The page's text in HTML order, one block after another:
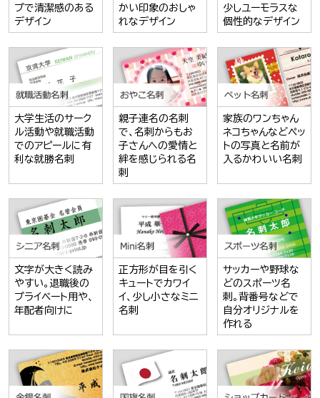
プで清潔感のある
デザイン
かい印象のおしゃ
れなデザイン
少しユーモラスな
個性的なデザイン
大学生活のサーク
ル活動や就職活動
でのアピールに有
利な就勝名刺
親子連名の名刺
で、名刺からもお
子さんへの愛情と
絆を感じられる名
刺
家族のワンちゃん
ネコちゃんなどペッ
トの写真と名前が
入るかわいい名刺
文字が大きく読み
やすい。退職後の
プライベート用や、
年配者向けに
正方形が目を引く
キュートでカワイ
イ、少し小さなミニ
名刺
サッカーや野球な
どのスポーツ名
刺。背番号などで
自分オリジナルを
作れる